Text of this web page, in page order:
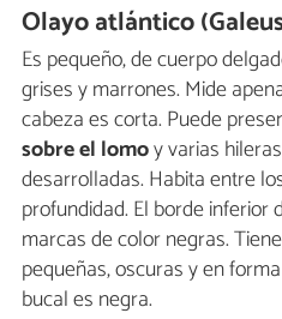
Olayo atlántico
Es pequeño, de cuerpo
grises y marrones. Mide
cabeza es corta. Puede
sobre el lomoy varias
desarrolladas. Habita entre
profundidad. El borde inferior
marcas de color negras.
pequeñas, oscuras y en
bucal es negra.